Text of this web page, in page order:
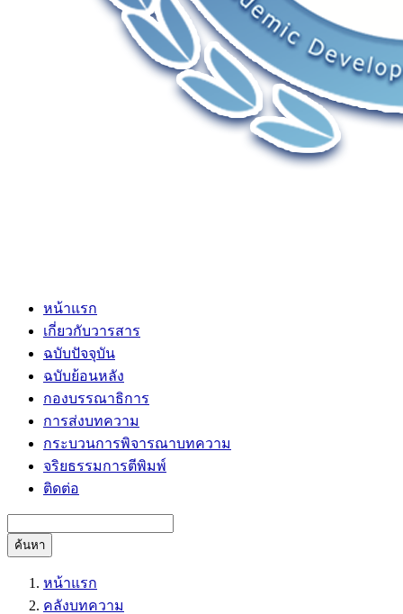
หน้าแรก
เกี่ยวกับวารสาร
ฉบับปัจจุบัน
ฉบับย้อนหลัง
กองบรรณาธิการ
การส่งบทความ
กระบวนการพิจารณาบทความ
จริยธรรมการตีพิมพ์
ติดต่อ
ค้นหา
หน้าแรก
คลังบทความ